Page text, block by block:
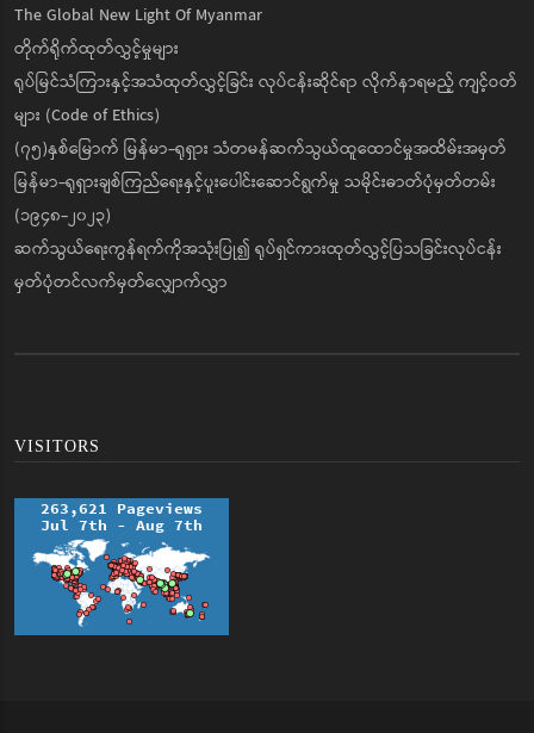
The Global New Light Of Myanmar
တိုက်ရိုက်ထုတ်လွှင့်မှုများ
ရုပ်မြင်သံကြားနှင့်အသံထုတ်လွှင့်ခြင်း လုပ်ငန်းဆိုင်ရာ လိုက်နာရမည့် ကျင့်ဝတ်
များ (Code of Ethics)
(၇၅)နှစ်မြောက် မြန်မာ-ရုရှား သံတမန်ဆက်သွယ်ထူထောင်မှုအထိမ်းအမှတ်
မြန်မာ-ရုရှားချစ်ကြည်ရေးနှင့်ပူးပေါင်းဆောင်ရွက်မှု သမိုင်းဓာတ်ပုံမှတ်တမ်း
(၁၉၄၈-၂၀၂၃)
ဆက်သွယ်ရေးကွန်ရက်ကိုအသုံးပြု၍ ရုပ်ရှင်ကားထုတ်လွှင့်ပြသခြင်းလုပ်ငန်း
မှတ်ပုံတင်လက်မှတ်လျှောက်လွှာ
VISITORS